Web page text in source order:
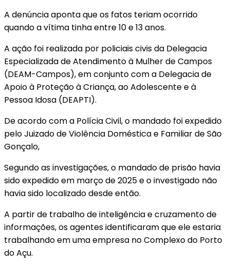
A denúncia aponta que os fatos teriam ocorrido
quando a vítima tinha entre 10 e 13 anos.
A ação foi realizada por policiais civis da Delegacia
Especializada de Atendimento à Mulher de Campos
(DEAM-Campos), em conjunto com a Delegacia de
Apoio à Proteção à Criança, ao Adolescente e à
Pessoa Idosa (DEAPTI).
De acordo com a Polícia Civil, o mandado foi expedido
pelo Juizado de Violência Doméstica e Familiar de São
Gonçalo,
Segundo as investigações, o mandado de prisão havia
sido expedido em março de 2025 e o investigado não
havia sido localizado desde então.
A partir de trabalho de inteligência e cruzamento de
informações, os agentes identificaram que ele estaria
trabalhando em uma empresa no Complexo do Porto
do Açu.